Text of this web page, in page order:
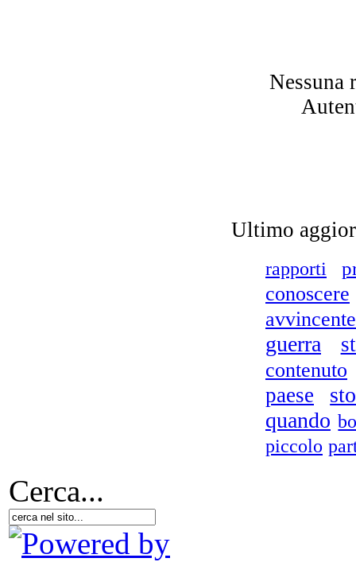
Nessuna
Ultimo
rapporti
conoscere
avvincente
guerra
contenuto
paese
quando
piccolo
Cerca...